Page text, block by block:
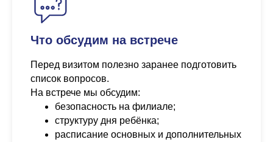
Что обсудим на встрече
Перед визитом полезно заранее подготовить
список вопросов.
На встрече мы обсудим:
безопасность на филиале;
структуру дня ребёнка;
расписание основных и дополнительных